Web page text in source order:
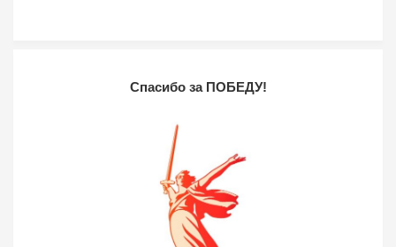
Спасибо за ПОБЕДУ!